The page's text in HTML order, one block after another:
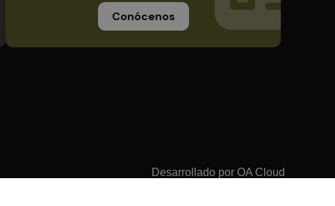
Conócenos
Desarrollado por OA Cloud